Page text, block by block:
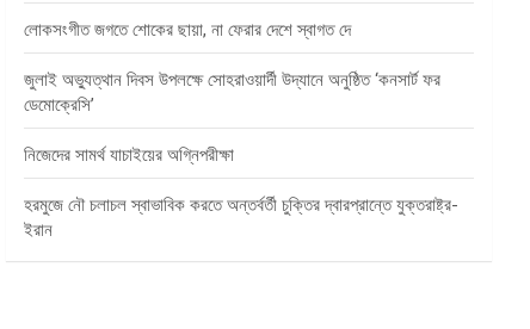
লোকসংগীত জগতে শোকের ছায়া, না ফেরার দেশে স্বাগত দে
জুলাই অভ্যুত্থান দিবস উপলক্ষে সোহরাওয়ার্দী উদ্যানে অনুষ্ঠিত ‘কনসার্ট ফর
ডেমোক্রেসি’
নিজেদের সামর্থ যাচাইয়ের অগ্নিপরীক্ষা
হরমুজে নৌ চলাচল স্বাভাবিক করতে অন্তর্বর্তী চুক্তির দ্বারপ্রান্তে যুক্তরাষ্ট্র-
ইরান